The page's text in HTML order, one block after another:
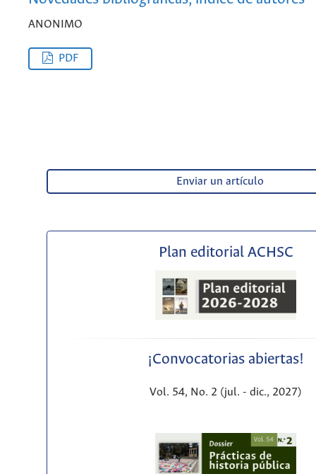
ANONIMO
PDF
Enviar un artículo
Plan editorial ACHSC
¡Convocatorias abiertas!
Vol. 54, No. 2 (jul. - dic., 2027)